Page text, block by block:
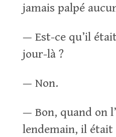
jamais palpé
— Est-ce qu’il
jour-là ?
— Non.
— Bon, quand on
lendemain, il était